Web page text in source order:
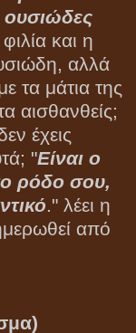
ουσιώδες
και η
αλλά
τα μάτια της
αισθανθείς;
έχεις
"Είναι ο
ρόδο σου,
." λέει η
από